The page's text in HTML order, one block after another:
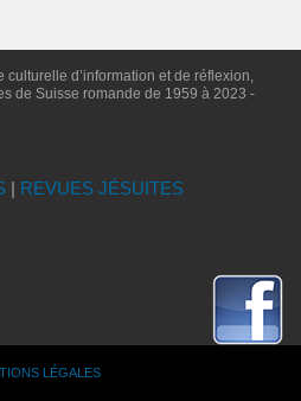
culturelle d’information et de réflexion,
de Suisse romande de 1959 à 2023 -
| REVUES JÉSUITES
LÉGALES